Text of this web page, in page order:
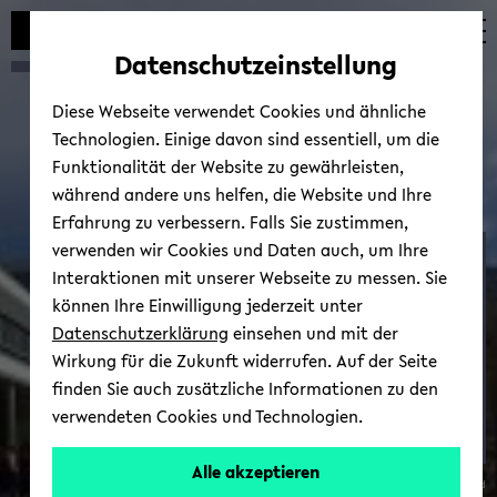
Automatische
vermeiden
zum
wechseln
zum
wechseln
zum
wechseln
Eco­no­mic Theo­ry and
Com­pu­ta­tio­nal Eco­no­
mics (ETACE)
Prof.
© Uni­ver­si­tät Bie­le­feld
Datenschutzeinstellung
Diese Webseite verwendet Cookies und ähnliche
Technologien. Einige davon sind essentiell, um die
Funktionalität der Website zu gewährleisten,
während andere uns helfen, die Website und Ihre
Erfahrung zu verbessern. Falls Sie zustimmen,
verwenden wir Cookies und Daten auch, um Ihre
Interaktionen mit unserer Webseite zu messen. Sie
können Ihre Einwilligung jederzeit unter
Datenschutzerklärung einsehen und mit der
Wirkung für die Zukunft widerrufen. Auf der Seite
finden Sie auch zusätzliche Informationen zu den
verwendeten Cookies und Technologien.
Alle akzeptieren